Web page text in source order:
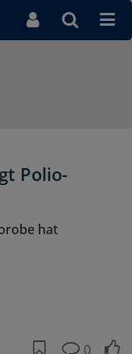
Polio-
hat
0